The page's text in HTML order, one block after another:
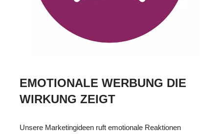
EMOTIONALE WERBUNG DIE
WIRKUNG ZEIGT
Unsere Marketingideen ruft emotionale Reaktionen